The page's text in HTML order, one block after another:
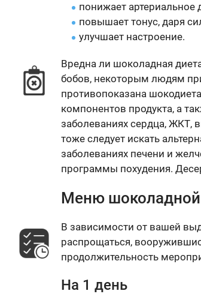
понижает артериальное
повышает тонус, даря
улучшает настроение.
Вредна ли шоколадная
бобов, некоторым людям
противопоказана
компонентов продукта, а
заболеваниях сердца, ЖКТ,
тоже следует искать
заболеваниях печени и
программы похудения.
Меню
В зависимости от вашей
распрощаться,
продолжительность
На 1 день